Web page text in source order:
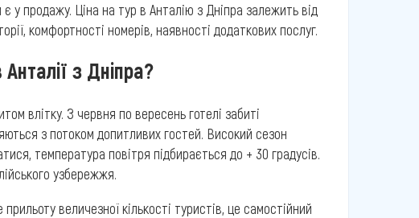
у продажу. Ціна на тур в Анталію з Дніпра залежить від
комфортності номерів, наявності додаткових послуг.
з Дніпра?
влітку. З червня по вересень готелі забиті
з потоком допитливих гостей. Високий сезон
температура повітря підбирається до + 30 градусів.
узбережжя.
величезної кількості туристів, це самостійний